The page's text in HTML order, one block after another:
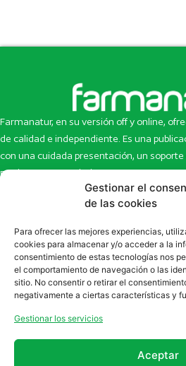
Gestionar el
de las cookies
Para ofrecer las mejores experiencias,
cookies para almacenar y/o acceder a la
consentimiento de estas tecnologías nos
el comportamiento de navegación o las
sitio. No consentir o retirar el
negativamente a ciertas características y
Gestionar los servicios
Aceptar
Farmanatur, en su versión off y online,
de calidad e independiente. Es una
con una cuidada presentación, un
productos y novedades.
Inicio
Newsletter
Eco Multimedia
Contacto
SUSCRÍBETE A NUESTRO
la sección deNewsletter